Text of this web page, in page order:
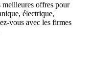
offres pour
électrique,
vous avec les firmes